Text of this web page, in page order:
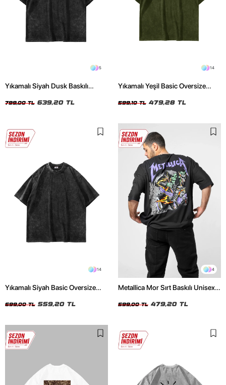
5
Yıkamalı Siyah Dusk Baskılı
799,00 TL 639,20 TL
14
Yıkamalı Yeşil Basic Oversize
599,10 TL 479,28 TL
14
Yıkamalı Siyah Basic Oversize
699,00 TL 559,20 TL
4
Metallica Mor Sırt Baskılı Unisex
599,00 TL 479,20 TL